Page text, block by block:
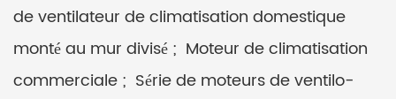
de ventilateur de climatisation domestique
monté au mur divisé ; Moteur de climatisation
commerciale ; Série de moteurs de ventilo-